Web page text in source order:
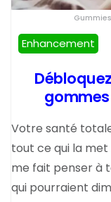
Enhancement
Votre santé
tout ce qui la
me fait penser à
qui pourraient